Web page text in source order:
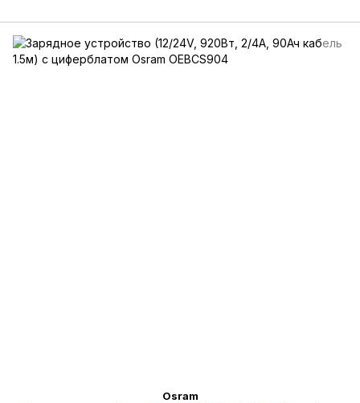
Osram